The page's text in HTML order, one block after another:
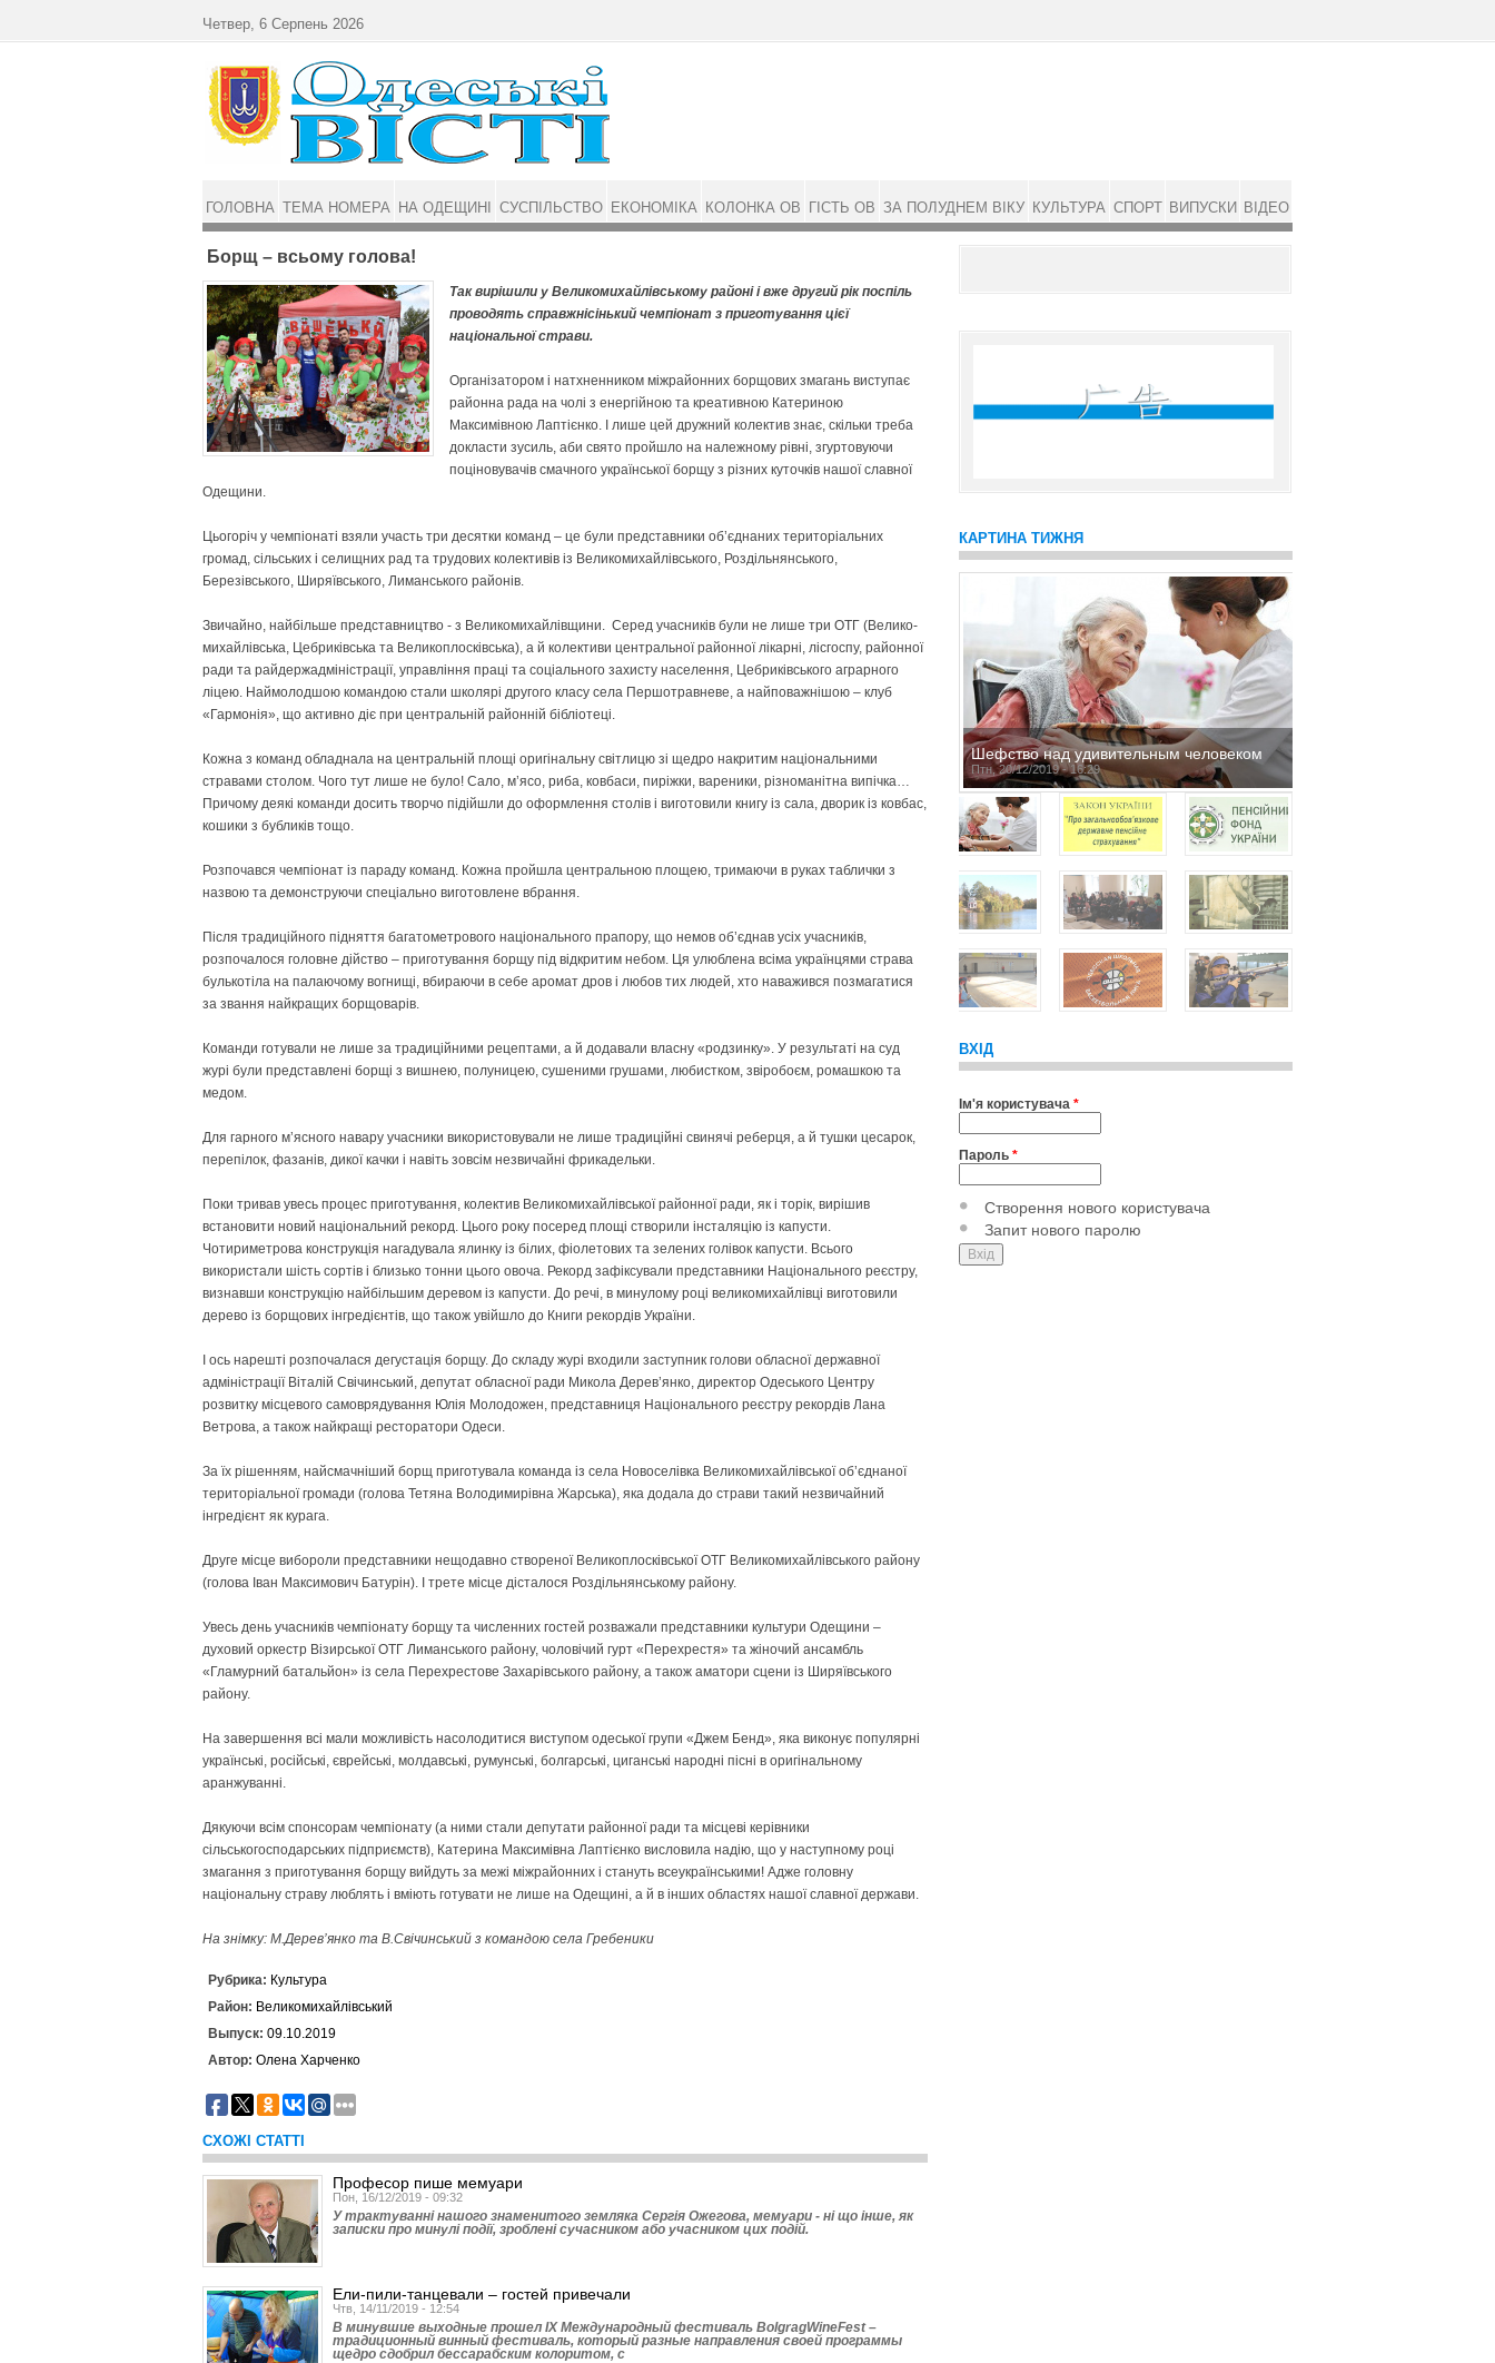
Борщ – всьому голова!
Так вирішили у Великомихай­лівському районі і вже другий рік поспіль
проводять справжнісінький чемпіонат з приготування цієї
національної страви.
Організатором і натхненником міжрайонних борщових змагань виступає
районна рада на чолі з енергійною та креативною Катериною
Максимівною Лаптієнко. І лише цей дружний колектив знає, скільки треба
докласти зусиль, аби свято пройшло на належному рівні, згуртовуючи
поціновувачів смачного української борщу з різних куточків нашої славної
Одещини.
Цьогоріч у чемпіонаті взяли участь три десятки команд – це були представники об’єднаних територіальних
громад, сільських і селищних рад та трудових колективів із Великомихайлівського, Роздільнянського,
Березівського, Ширяївського, Лиманського районів.
Звичайно, найбільше представництво - з Великомихайлівщини. Серед учасників були не лише три ОТГ (Велико­
михайлівська, Цебриківська та Великоплосківська), а й колективи центральної районної лікарні, лісгоспу, районної
ради та райдержадміністрації, управління праці та соціального захисту населення, Цебриківського аграрного
ліцею. Наймолодшою командою стали школярі другого класу села Першотравневе, а найповажнішою – клуб
«Гармонія», що активно діє при центральній районній бібліотеці.
Кожна з команд обладнала на центральній площі оригінальну світлицю зі щедро накритим національними
стравами столом. Чого тут лише не було! Сало, м’ясо, риба, ковбаси, пиріжки, вареники, різноманітна випічка…
Причому деякі команди досить творчо підійшли до оформлення столів і виготовили книгу із сала, дворик із ковбас,
кошики з бубликів тощо.
Розпочався чемпіонат із параду команд. Кожна пройшла центральною площею, тримаючи в руках таблички з
назвою та демонструючи спеціально виготовлене вбрання.
Після традиційного підняття багатометрового національного прапору, що немов об’єднав усіх учасників,
розпочалося головне дійство – приготування борщу під відкритим небом. Ця улюблена всіма українцями страва
булькотіла на палаючому вогнищі, вбираючи в себе аромат дров і любов тих людей, хто наважився позмагатися
за звання найкращих борщоварів.
Команди готували не лише за традиційними рецептами, а й додавали власну «родзинку». У результаті на суд
журі були представлені борщі з вишнею, полуницею, сушеними грушами, любистком, звіробоєм, ромашкою та
медом.
Для гарного м’ясного навару учасники використовували не лише традиційні свинячі реберця, а й тушки цесарок,
перепілок, фазанів, дикої качки і навіть зовсім незвичайні фрикадельки.
Поки тривав увесь процес приготування, колектив Великомихайлівської районної ради, як і торік, вирішив
встановити новий національний рекорд. Цього року посеред площі створили інсталяцію із капусти.
Чотириметрова конструкція нагадувала ялинку із білих, фіолетових та зелених голівок капусти. Всього
використали шість сортів і близько тонни цього овоча. Рекорд зафіксували представники Національного реєстру,
визнавши конструкцію найбільшим деревом із капусти. До речі, в минулому році великомихайлівці виготовили
дерево із борщових інгредієнтів, що також увійшло до Книги рекордів України.
І ось нарешті розпочалася дегустація борщу. До складу журі входили заступник голови обласної державної
адміністрації Віталій Свічинський, депутат обласної ради Микола Дерев’янко, директор Одеського Центру
розвитку місцевого самоврядування Юлія Молодожен, представниця Національного реєстру рекордів Лана
Ветрова, а також найкращі ресторатори Одеси.
За їх рішенням, найсмачніший борщ приготувала команда із села Новоселівка Великомихайлівської об’єднаної
територіальної громади (голова Тетяна Володимирівна Жарська), яка додала до страви такий незвичайний
інгредієнт як курага.
Друге місце вибороли представники нещодавно створеної Великоплосківської ОТГ Великомихайлівського району
(голова Іван Максимович Батурін). І трете місце дісталося Роздільнянському району.
Увесь день учасників чемпіонату борщу та численних гостей розважали представники культури Одещини –
духовий оркестр Візирської ОТГ Лиманського району, чоловічий гурт «Перехрестя» та жіночий ансамбль
«Гламурний батальйон» із села Перехрестове Захарівського району, а також аматори сцени із Ширяївського
району.
На завершення всі мали можливість насолодитися виступом одеської групи «Джем Бенд», яка виконує популярні
українські, російські, єврейські, молдавські, румунські, болгарські, циганські народні пісні в оригінальному
аранжуванні.
Дякуючи всім спонсорам чемпіонату (а ними стали депутати районної ради та місцеві керівники
сільськогосподарських підприємств), Катерина Максимівна Лаптієнко висловила надію, що у наступному році
змагання з приготування борщу вийдуть за межі міжрайонних і стануть всеукраїнськими! Адже головну
національну страву люблять і вміють готувати не лише на Одещині, а й в інших областях нашої славної держави.
На знімку: М.Дерев’янко та В.Свічинський з командою села Гребеники
Рубрика: Культура
Район: Великомихайлівський
Выпуск: 09.10.2019
Автор: Олена Харченко
СХОЖІ СТАТТІ
Професор пише мемуари
Пон, 16/12/2019 - 09:32
У трактуванні нашого знаменитого земляка Сергія Ожегова, мемуари - ні що інше, як
записки про минулі події, зроблені сучасником або учасником цих подій.
Ели-пили-танцевали – гостей привечали
Чтв, 14/11/2019 - 12:54
В минувшие выходные прошел ІХ Международный фестиваль BolgragWineFest –
традиционный винный фестиваль, который разные направления своей программы
щедро сдобрил бессарабским колоритом, с
КАРТИНА ТИЖНЯ
Шефство над удивительным человеком
Птн, 20/12/2019 - 16:29
ВХІД
Ім'я користувача *
Пароль *
Створення нового користувача
Запит нового паролю
Четвер, 6 Серпень 2026
ГОЛОВНА ТЕМА НОМЕРА НА ОДЕЩИНІ СУСПІЛЬСТВО ЕКОНОМІКА КОЛОНКА ОВ ГІСТЬ ОВ ЗА ПОЛУДНЕМ ВІКУ КУЛЬТУРА СПОРТ ВИПУСКИ ВІДЕО